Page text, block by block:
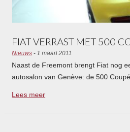
FIAT VERRAST MET 500
Nieuws- 1 maart 2011
Naast de Freemont brengt Fiat nog
autosalon van Genève: de 500
Lees meer